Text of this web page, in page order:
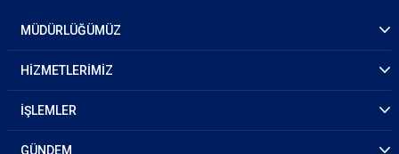
MÜDÜRLÜĞÜMÜZ
HİZMETLERİMİZ
İŞLEMLER
GÜNDEM